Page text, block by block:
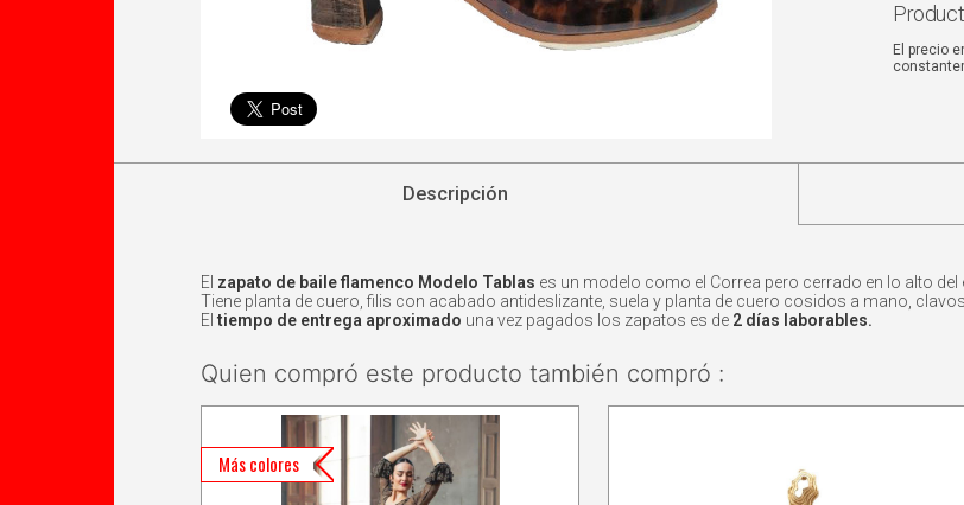
El precio
Descripción
El zapato de baile flamenco Modelo Tablas es un modelo como el Correa pero cerrado en lo alto
Tiene planta de cuero, filis con acabado antideslizante, suela y planta de cuero cosidos a mano,
Eltiempo de entrega aproximado una vez pagados los zapatos es de 2 días laborables.
Quien compró este producto también compró :
Más colores